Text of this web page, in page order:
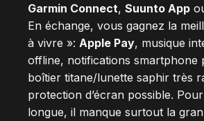
Garmin Connect, Suunto App
En échange, vous gagnez la
à vivre »: Apple Pay, musique
offline, notifications smartphone
boîtier titane/lunette saphir très
protection d’écran possible.
longue, il manque surtout la